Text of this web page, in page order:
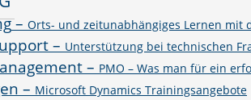
– Orts- und zeitunabhängiges Lernen mit
– Unterstützung bei technischen
– PMO – Was man für ein
– Microsoft Dynamics Trainingsangebote